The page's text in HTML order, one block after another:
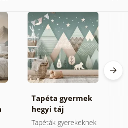
Tapéta gyermek
hegyi táj
medvével
Tapéták gyerekeknek